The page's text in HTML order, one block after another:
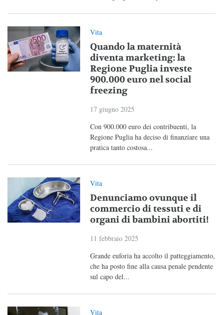
Vita
Quando la maternità
diventa marketing: la
Regione Puglia investe
900.000 euro nel social
freezing
17 giugno 2025
Con 900.000 euro dei contribuenti, la
Regione Puglia ha deciso di finanziare una
pratica tanto costosa...
Vita
Denunciamo ovunque il
commercio di tessuti e di
organi di bambini abortiti!
11 febbraio 2025
Grande euforia ha accolto il patteggiamento,
che ha posto fine alla causa penale pendente
sul capo del...
Vita